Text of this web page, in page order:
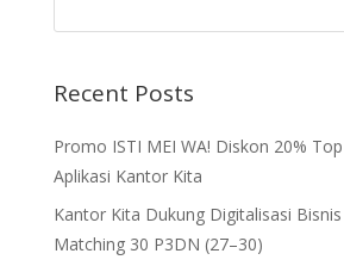
Recent Posts
Promo ISTI MEI WA! Diskon 20%
Aplikasi Kantor Kita
Kantor Kita Dukung Digitalisasi
Matching 30 P3DN (27–30)